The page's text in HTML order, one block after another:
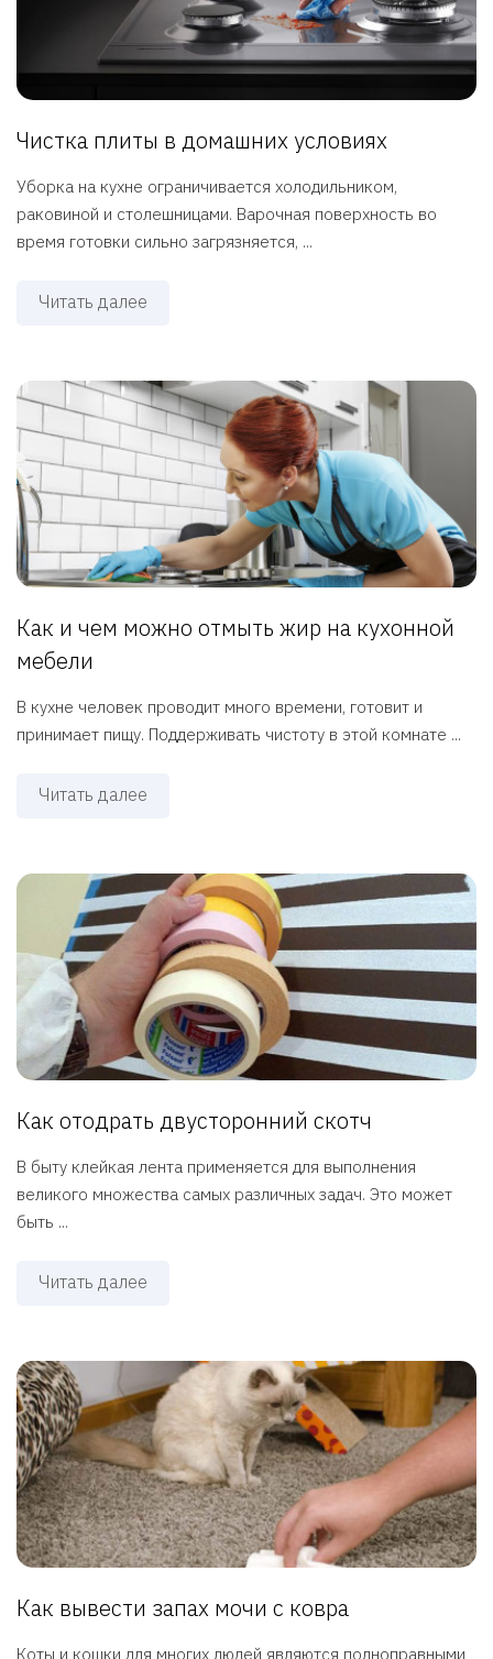
Чистка плиты в домашних условиях
Уборка на кухне ограничивается холодильником,
раковиной и столешницами. Варочная поверхность во
время готовки сильно загрязняется, ...
Читать далее
Как и чем можно отмыть жир на кухонной
мебели
В кухне человек проводит много времени, готовит и
принимает пищу. Поддерживать чистоту в этой комнате ...
Читать далее
Как отодрать двусторонний скотч
В быту клейкая лента применяется для выполнения
великого множества самых различных задач. Это может
быть ...
Читать далее
Как вывести запах мочи с ковра
Коты и кошки для многих людей являются полноправными